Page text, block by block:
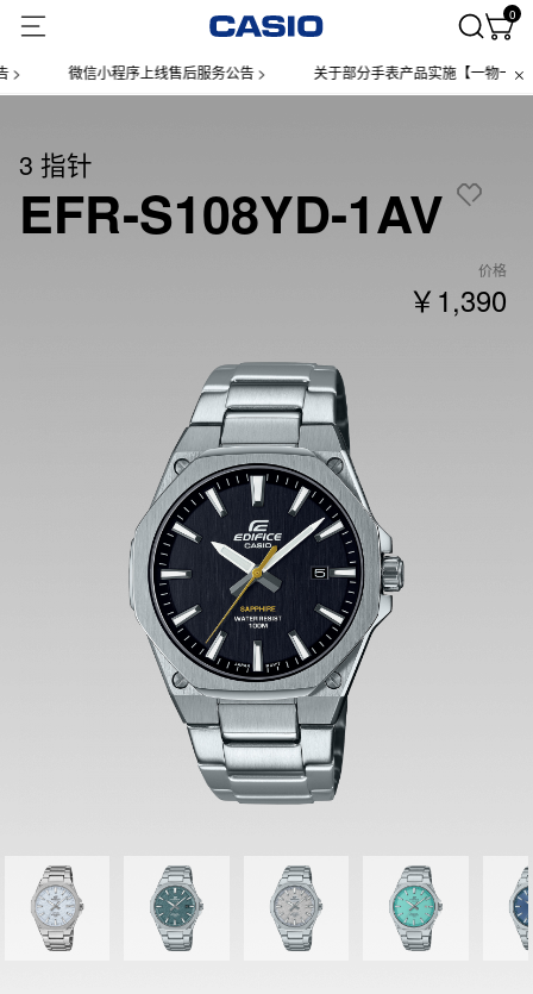
0
微信小程序上线售后服务公告 > 关于部分手表产品实施【一物一码】
3 指针
EFR-S108YD-1AV
价格
￥1,390